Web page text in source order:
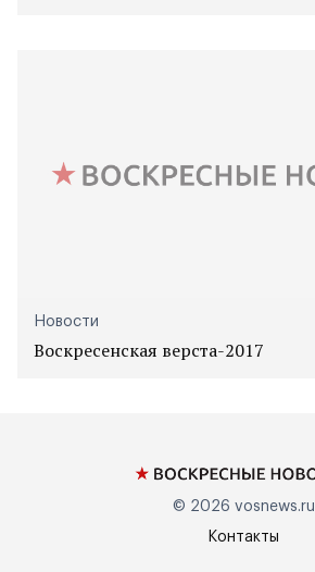
Новости
Воскресенская верста-2017
© 2026 vosnews.ru
Контакты